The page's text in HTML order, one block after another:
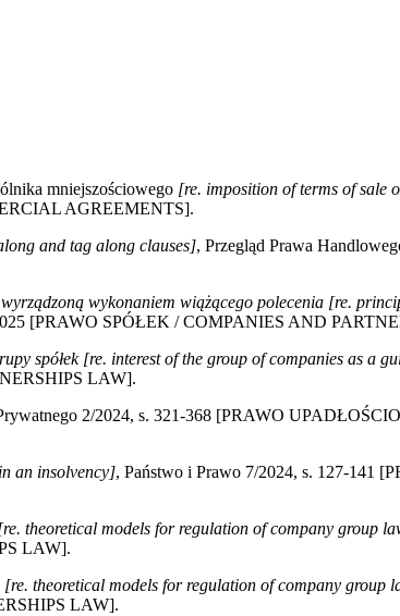
mniejszościowego [re. imposition of terms of sale
AGREEMENTS].
and tag along clauses], Przegląd Prawa
wykonaniem wiążącego polecenia [re.
[PRAWO SPÓŁEK / COMPANIES AND
spółek [re. interest of the group of companies as a
LAW].
2/2024, s. 321-368 [PRAWO
an insolvency], Państwo i Prawo 7/2024, s. 127-141
theoretical models for regulation of company group
LAW].
[re. theoretical models for regulation of company
LAW].